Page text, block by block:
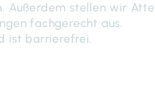
Außerdem stellen wir
fachgerecht aus.
ist barrierefrei.